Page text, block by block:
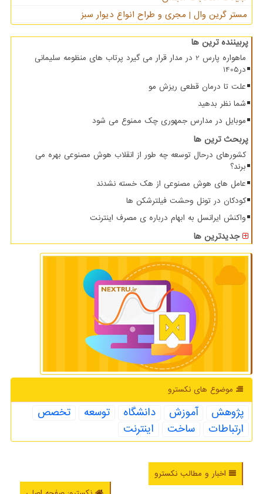
مستر گرین وال | مجری و طراح انواع دیوار سبز
پربیننده ترین ها
ماهواره پارس 2 در مدار قرار می گیرد پرتاب های منظومه سلیمانی
در1405
علت تا درمان قطعی ریزش مو
شما نظر بدهید
موبایل در مدارس جمهوری چک ممنوع می شود
پربحث ترین ها
کشورهای درحال توسعه چه طور از انقلاب هوش مصنوعی بهره می
برند؟
عامل های هوش مصنوعی از هک خسته نشدند
کودکان در تونل وحشت فیلترشکن ها
واکنش ایرانسل به ابهام درباره ی مصرف اینترنت
جدیدترین ها
موضوع های نكسترو
پژوهش آموزش دانشگاه توسعه
تخصص
ارتباطات
ساخت اینترنت
اخبار و مطالب نکسترو